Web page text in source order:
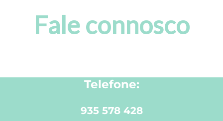
Fale connosco
Telefone:
935 578 428